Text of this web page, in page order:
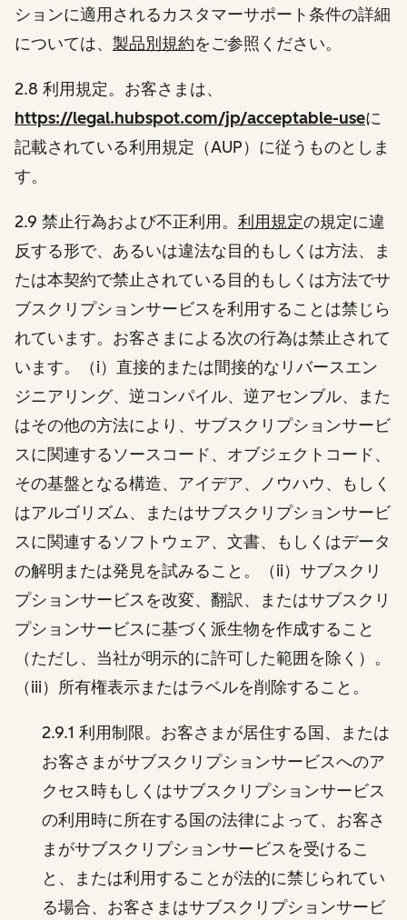
ションに適用されるカスタマーサポート条件の詳細
については、 製品別規約をご参照ください。
2.8 利用規定。お客さまは、
https://legal.hubspot.com/jp/acceptable-useに
記載されている利用規定（AUP）に従うものとしま
す。
2.9 禁止行為および不正利用。 利用規定の規定に違
反する形で、あるいは違法な目的もしくは方法、ま
たは本契約で禁止されている目的もしくは方法でサ
ブスクリプションサービスを利用することは禁じら
れています。お客さまによる次の行為は禁止されて
います。（i）直接的または間接的なリバースエン
ジニアリング、逆コンパイル、逆アセンブル、また
はその他の方法により、サブスクリプションサービ
スに関連するソースコード、オブジェクトコード、
その基盤となる構造、アイデア、ノウハウ、もしく
はアルゴリズム、またはサブスクリプションサービ
スに関連するソフトウェア、文書、もしくはデータ
の解明または発見を試みること。（ii）サブスクリ
プションサービスを改変、翻訳、またはサブスクリ
プションサービスに基づく派生物を作成すること
（ただし、当社が明示的に許可した範囲を除く）。
（iii）所有権表示またはラベルを削除すること。
2.9.1 利用制限。お客さまが居住する国、または
お客さまがサブスクリプションサービスへのア
クセス時もしくはサブスクリプションサービス
の利用時に所在する国の法律によって、お客さ
まがサブスクリプションサービスを受けるこ
と、または利用することが法的に禁じられてい
る場合、お客さまはサブスクリプションサービ